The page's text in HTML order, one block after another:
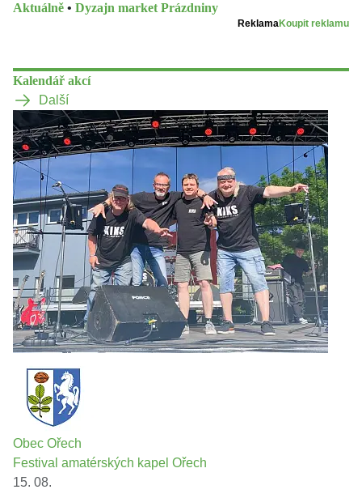
Aktuálně • Dyzajn market Prázdniny
ReklamaKoupit reklamu
Kalendář akcí
Další
Obec Ořech
Festival amatérských kapel Ořech
15. 08.